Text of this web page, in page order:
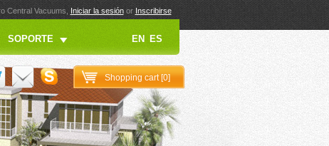
Central Vacuums, Iniciar la sesiónor Inscribirse
SOPORTE EN ES
Shopping cart [0]